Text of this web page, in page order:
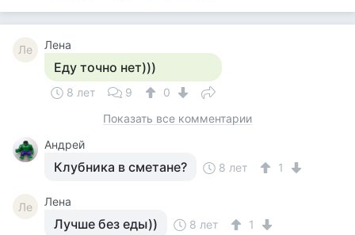
Ле Лена
Еду точно нет)))
8 лет 9
0
Показать все комментарии
Андрей
Клубника в сметане? 8 лет 1
Ле Лена
Лучше без еды)) 8 лет 1